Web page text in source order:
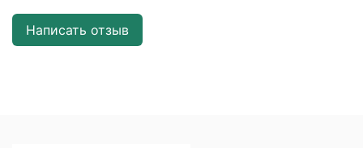
Написать отзыв